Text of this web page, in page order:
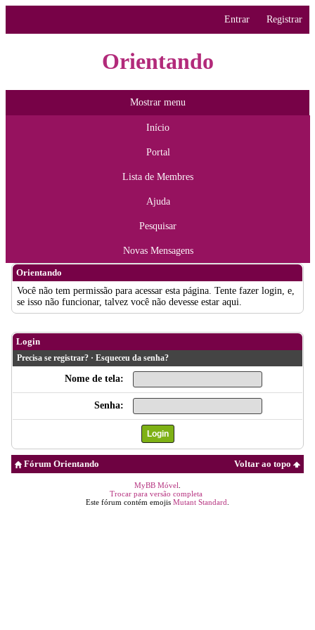
Entrar Registrar
Orientando
Mostrar menu
Início
Portal
Lista de Membres
Ajuda
Pesquisar
Novas Mensagens
Orientando
Você não tem permissão para acessar esta página. Tente fazer login, e,
se isso não funcionar, talvez você não devesse estar aqui.
Login
Precisa se registrar? · Esqueceu da senha?
Nome de tela:
Senha:
Voltar ao topo
Fórum Orientando
MyBB Móvel
Trocar para versão completa
Este fórum contém emojis Mutant Standard